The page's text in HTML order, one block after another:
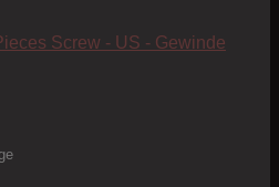
Screw - US - Gewinde